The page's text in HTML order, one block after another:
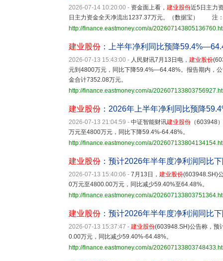
2026-07-14 10:20:00 - 资金面上看， 建业股份近5日主力
日主力资金全天净流出1237.37万元。（数据宝） 注：
http://finance.eastmoney.com/a/
建业股份 ：上半年净利同比预降
2026-07-13 15:43:00 - 人民财讯7月13日电， 建业股份
元到4800万元，同比下降59.4%—64.48%。报告期内，
金合计7352.08万元。
http://finance.eastmoney.com/a/
建业股份 ：2026年上半年净利同比预降
2026-07-13 21:04:59 - 中证智能财讯建业股份 （603948
万元至4800万元，同比下降59.4%-64.48%。
http://finance.eastmoney.com/a/
建业股份 ：预计2026年半年度净利润同比
2026-07-13 15:40:06 - 7月13日， 建业股份(603948.SH)
0万元至4800.00万元，同比减少59.40%至64.48%。
http://finance.eastmoney.com/a/
建业股份 ：预计2026年半年度净利润同比
2026-07-13 15:37:47 - 建业股份(603948.SH)公告称，预
0.00万元，同比减少59.40%-64.48%。
http://finance.eastmoney.com/a/